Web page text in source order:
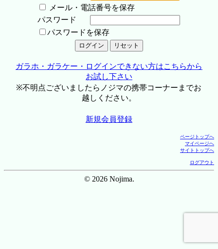
メール・電話番号を保存
パスワード
パスワードを保存
ガラホ・ガラケー・ログインできない方はこちらから
お試し下さい
※不明点ございましたらノジマの携帯コーナーまでお
越しください。
新規会員登録
ページトップへ
マイページへ
サイトトップへ
ログアウト
© 2026 Nojima.